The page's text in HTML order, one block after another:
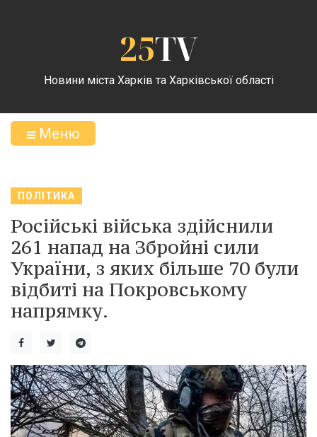
25TV
Новини міста Харків та Харківської області
Меню
ПОЛІТИКА
Російські війська здійснили
261 напад на Збройні сили
України, з яких більше 70 були
відбиті на Покровському
напрямку.